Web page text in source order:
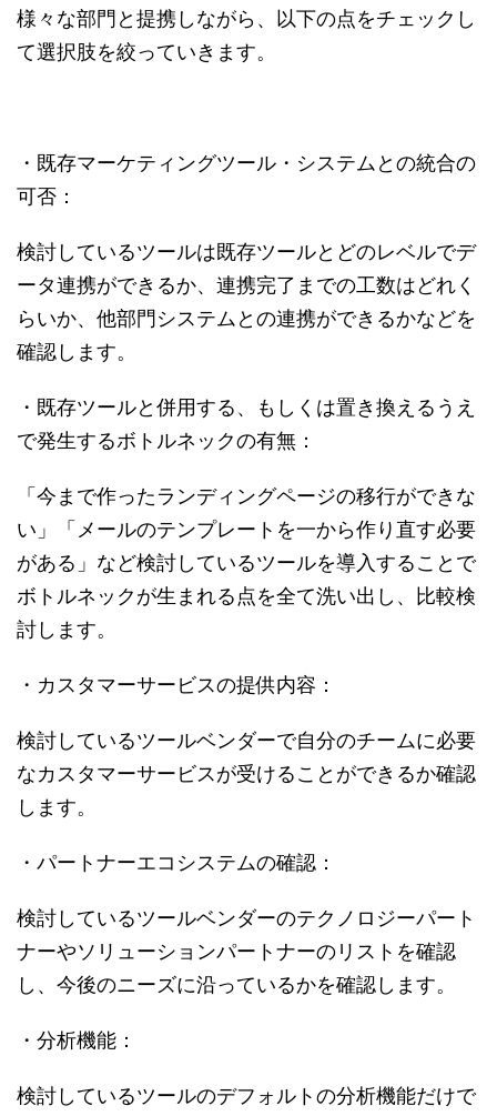
様々な部門と提携しながら、以下の点をチェックし
て選択肢を絞っていきます。
・既存マーケティングツール・システムとの統合の
可否：
検討しているツールは既存ツールとどのレベルでデ
ータ連携ができるか、連携完了までの工数はどれく
らいか、他部門システムとの連携ができるかなどを
確認します。
・既存ツールと併用する、もしくは置き換えるうえ
で発生するボトルネックの有無：
「今まで作ったランディングページの移行ができな
い」「メールのテンプレートを一から作り直す必要
がある」など検討しているツールを導入することで
ボトルネックが生まれる点を全て洗い出し、比較検
討します。
・カスタマーサービスの提供内容：
検討しているツールベンダーで自分のチームに必要
なカスタマーサービスが受けることができるか確認
します。
・パートナーエコシステムの確認：
検討しているツールベンダーのテクノロジーパート
ナーやソリューションパートナーのリストを確認
し、今後のニーズに沿っているかを確認します。
・分析機能：
検討しているツールのデフォルトの分析機能だけで